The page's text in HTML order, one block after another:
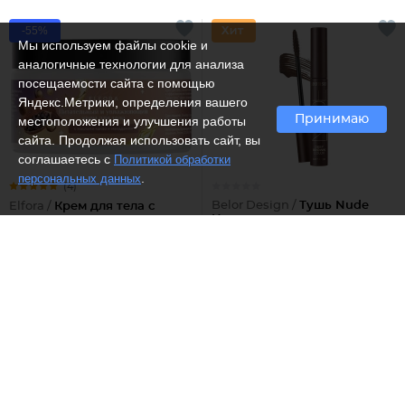
-55%
(4)
Elfora / Крем для тела с
Belor Design / Тушь Nude
Harmony коричневая
Мы используем файлы cookie и
аналогичные технологии для анализа
посещаемости сайта с помощью
Яндекс.Метрики, определения вашего
местоположения и улучшения работы
сайта. Продолжая использовать сайт, вы
соглашаетесь с Политикой обработки
персональных данных
Принимаю